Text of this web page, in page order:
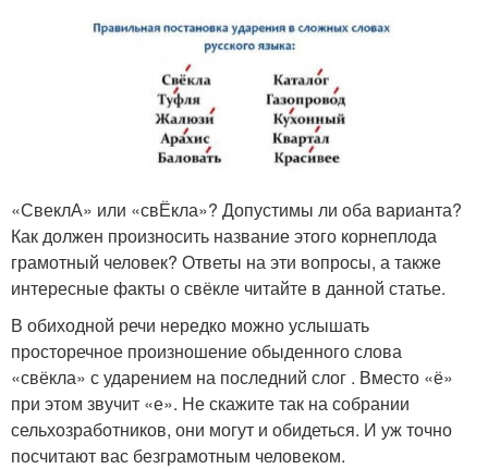
«СвеклА» или «свЁкла»? Допустимы ли оба варианта?
Как должен произносить название этого корнеплода
грамотный человек? Ответы на эти вопросы, а также
интересные факты о свёкле читайте в данной статье.
В обиходной речи нередко можно услышать
просторечное произношение обыденного слова
«свёкла» с ударением на последний слог . Вместо «ё»
при этом звучит «е». Не скажите так на собрании
сельхозработников, они могут и обидеться. И уж точно
посчитают вас безграмотным человеком.